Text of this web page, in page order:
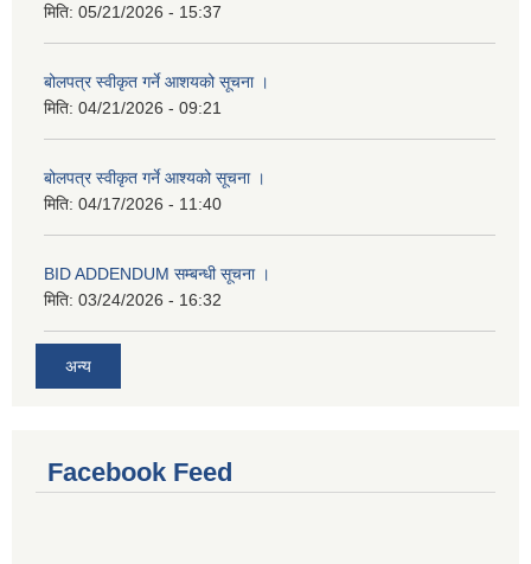
मिति: 05/21/2026 - 15:37
बोलपत्र स्वीकृत गर्ने आशयको सूचना ।
मिति: 04/21/2026 - 09:21
बोलपत्र स्वीकृत गर्ने आश्यको सूचना ।
मिति: 04/17/2026 - 11:40
BID ADDENDUM सम्बन्धी सूचना ।
मिति: 03/24/2026 - 16:32
अन्य
Facebook Feed